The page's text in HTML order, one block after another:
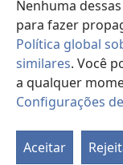
Nenhuma
para fazer
Política global
similares. Você
a qualquer
Configurações
Aceitar
Copyright© 2026
TERMOS DE USO |